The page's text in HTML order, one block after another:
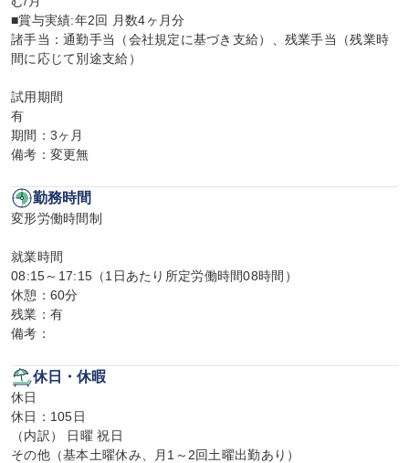
■賞与実績:年2回 月数4ヶ月分
諸手当：通勤手当（会社規定に基づき支給）、残業手当（残業時
間に応じて別途支給）
試用期間
有
期間：3ヶ月
備考：変更無
勤務時間
変形労働時間制
就業時間
08:15～17:15（1日あたり所定労働時間08時間）
休憩：60分
残業：有
備考：
休日・休暇
休日
休日：105日
（内訳） 日曜 祝日
その他（基本土曜休み、月1～2回土曜出勤あり）